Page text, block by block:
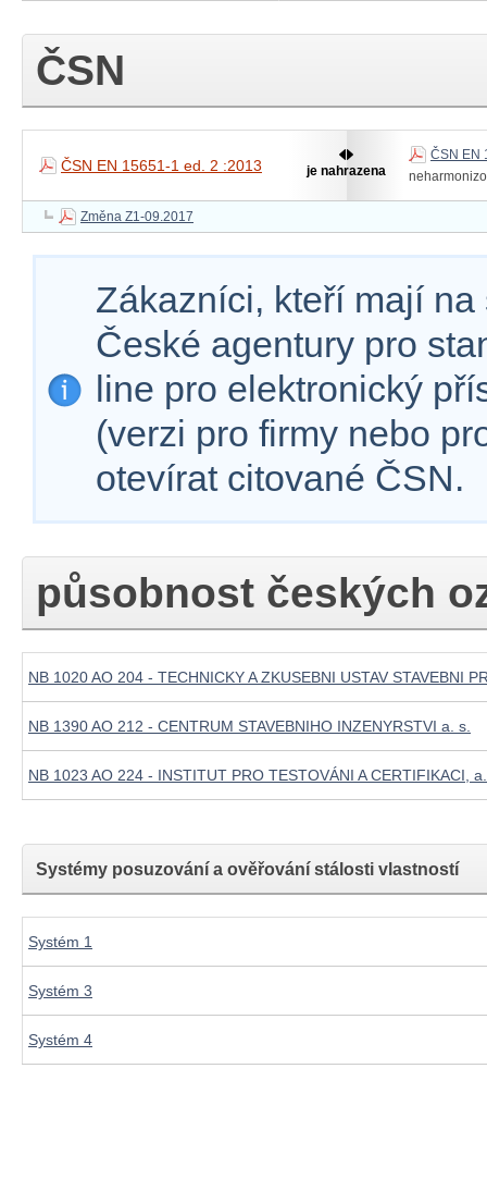
ČSN
ČSN EN 15651-1 ed. 2 :2013 je nahrazena
ČSN EN
Změna Z1-09.2017
Zákazníci, kteří mají
České agentury pro
line pro elektronický
(verzi pro firmy nebo
otevírat citované ČSN.
působnost českých
NB 1020 AO 204 - TECHNICKY A ZKUSEBNI USTAV STAVEBNI
NB 1390 AO 212 - CENTRUM STAVEBNIHO INZENYRSTVI a. s.
NB 1023 AO 224 - INSTITUT PRO TESTOVÁNI A CERTIFIKACI,
Systémy posuzování a ověřování stálosti vlastností
Systém 1
Systém 3
Systém 4